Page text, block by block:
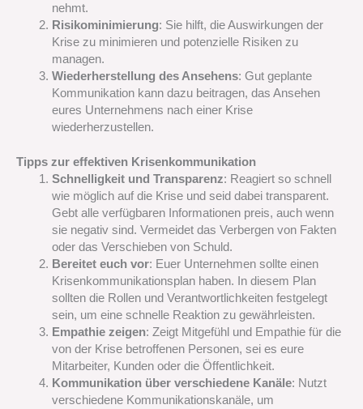
nehmt.
Risikominimierung: Sie hilft, die Auswirkungen der
Krise zu minimieren und potenzielle Risiken zu
managen.
Wiederherstellung des Ansehens: Gut geplante
Kommunikation kann dazu beitragen, das Ansehen
eures Unternehmens nach einer Krise
wiederherzustellen.
Tipps zur effektiven Krisenkommunikation
Schnelligkeit und Transparenz: Reagiert so schnell
wie möglich auf die Krise und seid dabei transparent.
Gebt alle verfügbaren Informationen preis, auch wenn
sie negativ sind. Vermeidet das Verbergen von Fakten
oder das Verschieben von Schuld.
Bereitet euch vor: Euer Unternehmen sollte einen
Krisenkommunikationsplan haben. In diesem Plan
sollten die Rollen und Verantwortlichkeiten festgelegt
sein, um eine schnelle Reaktion zu gewährleisten.
Empathie zeigen: Zeigt Mitgefühl und Empathie für die
von der Krise betroffenen Personen, sei es eure
Mitarbeiter, Kunden oder die Öffentlichkeit.
Kommunikation über verschiedene Kanäle: Nutzt
verschiedene Kommunikationskanäle, um